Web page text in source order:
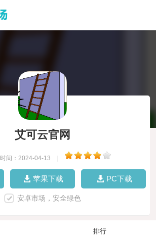
艾可云官网
时间：2024-04-13
苹果下载 PC下载
安卓市场，安全绿色
排行